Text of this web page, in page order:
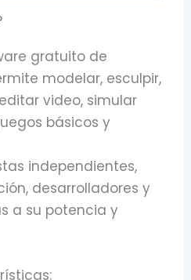
gratuito de
modelar, esculpir,
video, simular
básicos y
independientes,
desarrolladores y
a su potencia y